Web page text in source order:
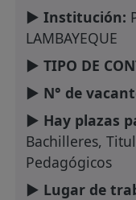
► Institución:
LAMBAYEQUE
► TIPO DE
► N° de
► Hay plazas
Bachilleres,
Pedagógicos
► Lugar de